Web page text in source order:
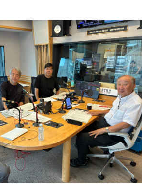
（10日のみ）
共通3日間通し券） ￥12,000
MONDAY PASS（全会場共通・各日1日
込） 別途必要 。
換時にお支払いいただきます。
枚につき1枚ご購入いただきま
も1枚となります)
なんばHatchを除く、MINAMI
スで期間中に限り使用可。
の危険行為は一切禁止。
/ 声にならないよ / Cosmic
・ステレオギャング / 最強マンボウ修
Sakurashimeji / THE CLOCKWISE / 笹
の / 砂月凜々香 / さとう。 / sanetii /
/ The_eek / JIJIM / シベリアンハス
zoo sea / STRAWDAY / すなお / スラ
/ DURDN / 多次元制御機構よだか
/ チセツナガラ / つきみ / でかく
/ 友成空 / TRAёLL / トンボコープ /
niina / Name the Night / 猫背のネイビ
NELKE / ผ้าอ้อม99999 / PURPLE
/ pachae / 春風レコード / Pixie
/ 陽真 / ファジーデイズ / FINLANDS
ルポット / 物品販売 / THE FRANK VOX
ものは？
めましたか？ そのころの憧れのプロ野
翔平選手に憧れていました
登場曲は決まっていますか？
dism